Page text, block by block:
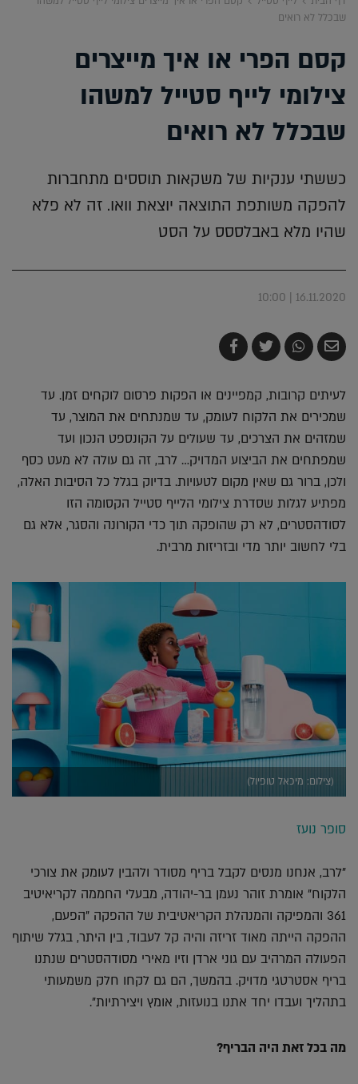
שבכלל לא רואים
קסם הפרי או איך מייצרים
צילומי לייף סטייל למשהו
שבכלל לא רואים
כששתי ענקיות של משקאות תוססים מתחברות
להפקה משותפת התוצאה יוצאת וואו. זה לא פלא
שהיו מלא באבלססס על הסט
16.11.2020 | 10:00
שלח
בדואר
שתף
ב-
צייץ
ב-
שתף
ב-
לעיתים קרובות, קמפיינים או הפקות פרסום לוקחים זמן. עד
שמכירים את הלקוח לעומק, עד שמנתחים את המוצר, עד
שמזהים את הצרכים, עד שעולים על הקונספט הנכון ועד
שמפתחים את הביצוע המדויק… לרב, זה גם עולה לא מעט כסף
ולכן, ברור גם שאין מקום לטעויות. בדיוק בגלל כל הסיבות האלה,
מפתיע לגלות שסדרת צילומי הלייף סטייל הקסומה הזו
לסודהסטרים, לא רק שהופקה תוך כדי הקורונה והסגר, אלא גם
בלי לחשוב יותר מדי ובזריזות מרבית.
(צילום: מיכאל טופיול)
סופר נועז
"לרב, אנחנו מנסים לקבל בריף מסודר ולהבין לעומק את צורכי
הלקוח" אומרת זוהר נעמן בר-יהודה, מבעלי החממה לקריאיטיב
361 והמפיקה והמנהלת הקריאטיבית של ההפקה "הפעם,
ההפקה הייתה מאוד זריזה והיה קל לעבוד, בין היתר, בגלל שיתוף
הפעולה המרהיב עם גוני ארדן וזיו מאירי מסודהסטרים שנתנו
בריף אסטרטגי מדויק. בהמשך, הם גם לקחו חלק משמעותי
בתהליך ועבדו יחד אתנו בנועזות, אומץ ויצירתיות".
מה בכל זאת היה הבריף?